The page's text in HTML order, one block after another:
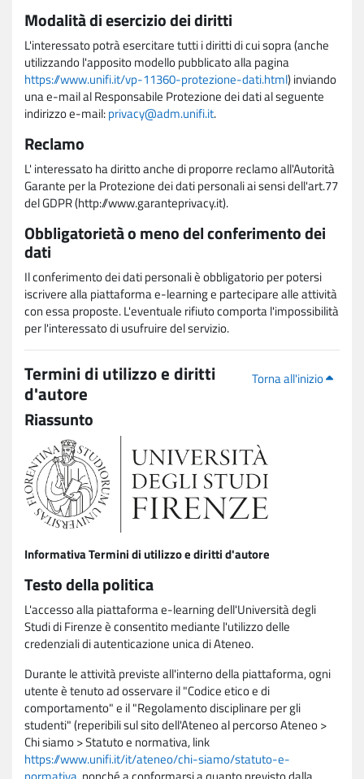
Modalità di esercizio dei diritti
L'interessato potrà esercitare tutti i diritti di cui sopra (anche
utilizzando l'apposito modello pubblicato alla pagina
https://www.unifi.it/vp-11360-protezione-dati.html) inviando
una e-mail al Responsabile Protezione dei dati al seguente
indirizzo e-mail:privacy@adm.unifi.it.
Reclamo
L' interessato ha diritto anche di proporre reclamo all'Autorità
Garante per la Protezione dei dati personali ai sensi dell'art.77
del GDPR (http://www.garanteprivacy.it).
Obbligatorietà o meno del conferimento dei
dati
Il conferimento dei dati personali è obbligatorio per potersi
iscrivere alla piattaforma e-learning e partecipare alle attività
con essa proposte. L'eventuale rifiuto comporta l'impossibilità
per l'interessato di usufruire del servizio.
Torna all'inizio
Termini di utilizzo e diritti
d'autore
Riassunto
Informativa Termini di utilizzo e diritti d'autore
Testo della politica
L'accesso alla piattaforma e-learning dell'Università degli
Studi di Firenze è consentito mediante l'utilizzo delle
credenziali di autenticazione unica di Ateneo.
Durante le attività previste all'interno della piattaforma, ogni
utente è tenuto ad osservare il "Codice etico e di
comportamento" e il "Regolamento disciplinare per gli
studenti" (reperibili sul sito dell'Ateneo al percorso Ateneo >
Chi siamo > Statuto e normativa, link
https://www.unifi.it/it/ateneo/chi-siamo/statuto-e-